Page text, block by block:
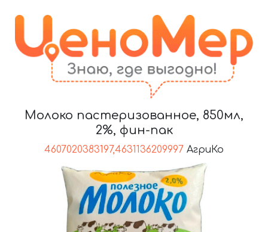
Молоко пастеризованное, 850мл,
2%, фин-пак
4607020383197,4631136209997 АгриКо